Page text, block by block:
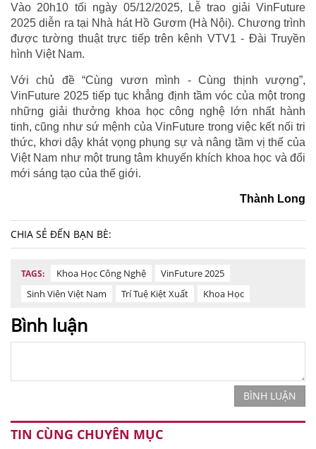
Vào 20h10 tối ngày 05/12/2025, Lễ trao giải VinFuture
2025 diễn ra tại Nhà hát Hồ Gươm (Hà Nội). Chương trình
được tường thuật trực tiếp trên kênh VTV1 - Đài Truyền
hình Việt Nam.
Với chủ đề “Cùng vươn mình - Cùng thịnh vượng”,
VinFuture 2025 tiếp tục khẳng định tầm vóc của một trong
những giải thưởng khoa học công nghệ lớn nhất hành
tinh, cũng như sứ mệnh của VinFuture trong việc kết nối tri
thức, khơi dậy khát vọng phụng sự và nâng tầm vị thế của
Việt Nam như một trung tâm khuyến khích khoa học và đổi
mới sáng tạo của thế giới.
Thành Long
CHIA SẺ ĐẾN BẠN BÈ:
TAGS: Khoa Học Công Nghệ
VinFuture 2025
Sinh Viên Việt Nam
Trí Tuệ Kiệt Xuất Khoa Học
Bình luận
BÌNH LUẬN
TIN CÙNG CHUYÊN MỤC